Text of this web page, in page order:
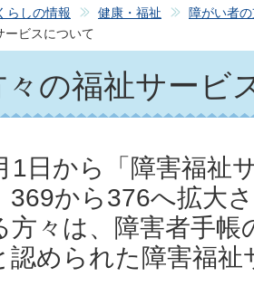
らしの情報 健康・福祉
障がい者
ービスについて
々の福祉サービ
1日から「障害福祉
369から376へ拡大
方々は、障害者手
認められた障害福